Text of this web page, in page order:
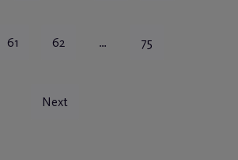
61 62 … 75
Next